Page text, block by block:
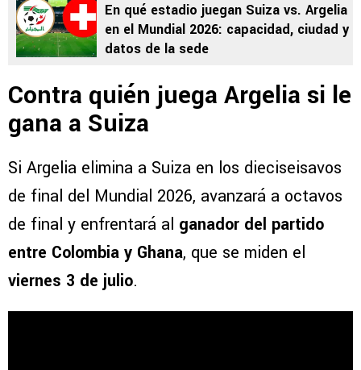
En qué estadio juegan Suiza vs. Argelia
en el Mundial 2026: capacidad, ciudad y
datos de la sede
Contra quién juega Argelia si le
gana a Suiza
Si Argelia elimina a Suiza en los dieciseisavos
de final del Mundial 2026, avanzará a octavos
de final y enfrentará al ganador del partido
entre Colombia y Ghana, que se miden el
viernes 3 de julio.